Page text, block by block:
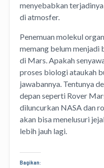
menyebabkan
di atmosfer.
Penemuan molekul
memang belum menjadi
di Mars. Apakah
proses biologi ataukah
jawabannya. Tentunya
depan seperti Rover
diluncurkan NASA dan
akan bisa menelusuri
lebih jauh lagi.
Bagikan: